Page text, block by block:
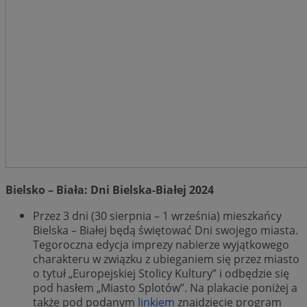
Bielsko – Biała: Dni Bielska-Białej 2024
Przez 3 dni (30 sierpnia – 1 września) mieszkańcy
Bielska – Białej będą świętować Dni swojego miasta.
Tegoroczna edycja imprezy nabierze wyjątkowego
charakteru w związku z ubieganiem się przez miasto
o tytuł „Europejskiej Stolicy Kultury” i odbędzie się
pod hasłem „Miasto Splotów”. Na plakacie poniżej a
także pod podanym linkiem znajdziecie program
VISITOR_PRIVACY_METADATA
YouTube
.youtube.com
5 miesięcy
tygodnie